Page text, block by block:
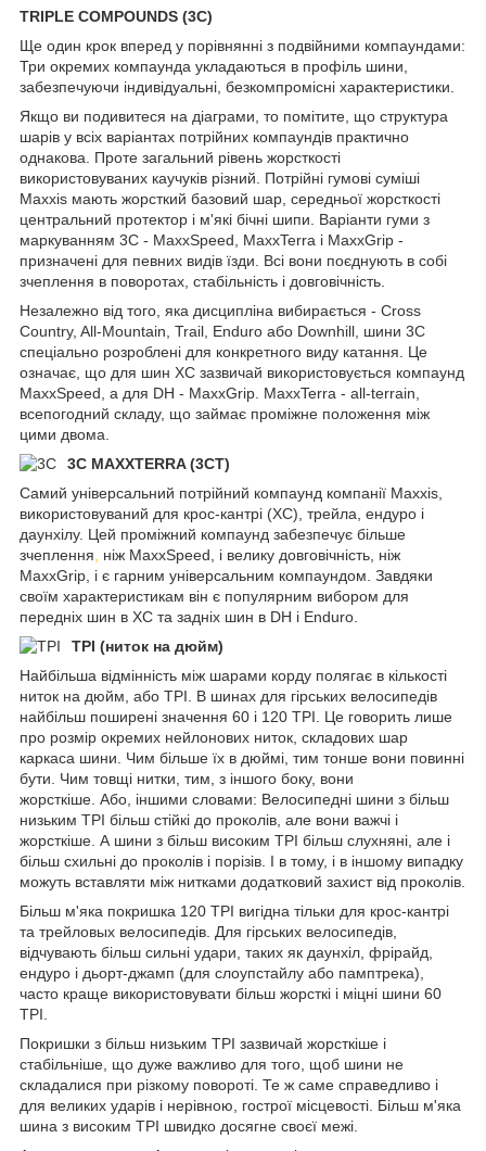
TRIPLE COMPOUNDS (3C)
Ще один крок вперед у порівнянні з подвійними компаундами:
Три окремих компаунда укладаються в профіль шини,
забезпечуючи індивідуальні, безкомпромісні характеристики.
Якщо ви подивитеся на діаграми, то помітите, що структура
шарів у всіх варіантах потрійних компаундів практично
однакова. Проте загальний рівень жорсткості
використовуваних каучуків різний. Потрійні гумові суміші
Maxxis мають жорсткий базовий шар, середньої жорсткості
центральний протектор і м'які бічні шипи. Варіанти гуми з
маркуванням 3C - MaxxSpeed, MaxxTerra і MaxxGrip -
призначені для певних видів їзди. Всі вони поєднують в собі
зчеплення в поворотах, стабільність і довговічність.
Незалежно від того, яка дисципліна вибирається - Cross
Country, All-Mountain, Trail, Enduro або Downhill, шини 3C
спеціально розроблені для конкретного виду катання. Це
означає, що для шин XC зазвичай використовується компаунд
MaxxSpeed, а для DH - MaxxGrip. MaxxTerra - all-terrain,
всепогодний складу, що займає проміжне положення між
цими двома.
3C MAXXTERRA (3CT)
Самий універсальний потрійний компаунд компанії Maxxis,
використовуваний для крос-кантрі (XC), трейла, ендуро і
даунхілу. Цей проміжний компаунд забезпечує більше
зчеплення, ніж MaxxSpeed, і велику довговічність, ніж
MaxxGrip, і є гарним універсальним компаундом. Завдяки
своїм характеристикам він є популярним вибором для
передніх шин в XC та задніх шин в DH і Enduro.
TPI (ниток на дюйм)
Найбільша відмінність між шарами корду полягає в кількості
ниток на дюйм, або TPI. В шинах для гірських велосипедів
найбільш поширені значення 60 і 120 TPI. Це говорить лише
про розмір окремих нейлонових ниток, складових шар
каркаса шини. Чим більше їх в дюймі, тим тонше вони повинні
бути. Чим товщі нитки, тим, з іншого боку, вони
жорсткіше. Або, іншими словами: Велосипедні шини з більш
низьким TPI більш стійкі до проколів, але вони важчі і
жорсткіше. А шини з більш високим TPI більш слухняні, але і
більш схильні до проколів і порізів. І в тому, і в іншому випадку
можуть вставляти між нитками додатковий захист від проколів.
Більш м'яка покришка 120 TPI вигідна тільки для крос-кантрі
та трейловых велосипедів. Для гірських велосипедів,
відчувають більш сильні удари, таких як даунхіл, фрірайд,
ендуро і дьорт-джамп (для слоупстайлу або памптрека),
часто краще використовувати більш жорсткі і міцні шини 60
TPI.
Покришки з більш низьким TPI зазвичай жорсткіше і
стабільніше, що дуже важливо для того, щоб шини не
складалися при різкому повороті. Те ж саме справедливо і
для великих ударів і нерівною, гострої місцевості. Більш м'яка
шина з високим TPI швидко досягне своєї межі.